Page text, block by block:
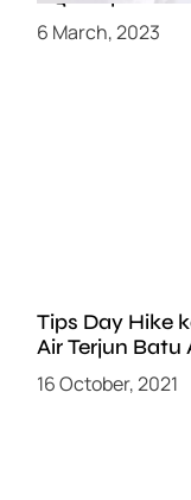
6 March, 2023
Tips Day Hike
Air Terjun Batu
16 October, 2021